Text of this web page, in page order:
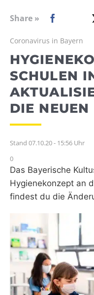
WEBRADIO
Share »
Coronavirus in Bayern
SCHULEN
DIE NEUEN
Stand 07.10.20 - 15:56 Uhr
0
Das Bayerische
Hygienekonzept an
findest du die